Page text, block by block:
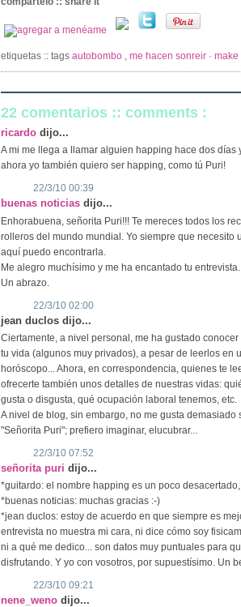
etiquetas :: tags autobombo , me hacen sonreir · make
22 comentarios :: comments :
ricardo dijo...
A mi me llega a llamar alguien happing hace dos días
ahora yo también quiero ser happing, como tú Puri!
22/3/10 00:39
buenas noticias dijo...
Enhorabuena, señorita Puri!!! Te mereces todos los
rolleros del mundo mundial. Yo siempre que necesito
aquí puedo encontrarla.
Me alegro muchísimo y me ha encantado tu entrevista.
Un abrazo.
22/3/10 02:00
jean duclos dijo...
Ciertamente, a nivel personal, me ha gustado
tu vida (algunos muy privados), a pesar de leerlos en
horóscopo... Ahora, en correspondencia, quienes te
ofrecerte también unos detalles de nuestras vidas:
gusta o disgusta, qué ocupación laboral tenemos, etc.
A nivel de blog, sin embargo, no me gusta demasiado
"Señorita Puri"; prefiero imaginar, elucubrar...
22/3/10 07:52
señorita puri dijo...
*guitardo: el nombre happing es un poco
*buenas noticias: muchas gracias :-)
*jean duclos: estoy de acuerdo en que siempre es
entrevista no muestra mi cara, ni dice cómo soy
ni a qué me dedico... son datos muy puntuales para
disfrutando. Y yo con vosotros, por supuestísimo. Un
22/3/10 09:21
nene_weno dijo...